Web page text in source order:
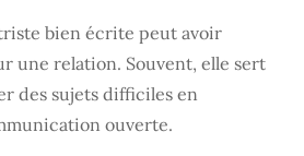
bien écrite peut avoir
une relation. Souvent, elle sert
des sujets difficiles en
ouverte.